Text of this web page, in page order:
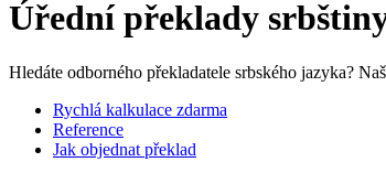
Úřední překlady
Hledáte odborného překladatele srbského jazyka?
Rychlá kalkulace zdarma
Reference
Jak objednat překlad